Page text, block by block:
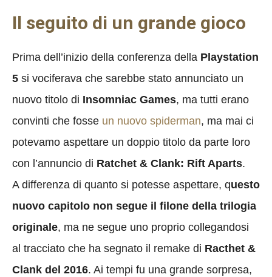
Il seguito di un grande gioco
Prima dell’inizio della conferenza della Playstation
5 si vociferava che sarebbe stato annunciato un
nuovo titolo di Insomniac Games, ma tutti erano
convinti che fosse un nuovo spiderman, ma mai ci
potevamo aspettare un doppio titolo da parte loro
con l’annuncio di Ratchet & Clank: Rift Aparts.
A differenza di quanto si potesse aspettare, questo
nuovo capitolo non segue il filone della trilogia
originale, ma ne segue uno proprio collegandosi
al tracciato che ha segnato il remake di Racthet &
Clank del 2016. Ai tempi fu una grande sorpresa,